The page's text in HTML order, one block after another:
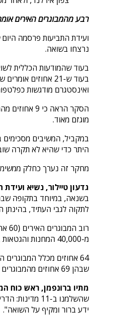
רבע מהמבוגרים האירים
ועידת התביעות פרסמה היום
נרצחו בשואה.
בעוד שהמודעות הכללית
ואינסטגרם מודגשות
מוגזם מאוד.
היתר כדי שהיא לא תקרה שוב. 88 אחוזים מאותם משיבים מאמינים שיש ללמד על השואה בבתי
מחקר זה נערך כחלק
גדעון טיילור, נשיא
בשנאה, במיוחד בתקופה
לתקוה לגבי העתיד,
מ-40,000 המחנות והגטאות באירופה במהלך השואה.
64 אחוזים מכלל
שבהן 69 אחוזים מהמבוגרים בבריטניה ו-63 אחוז מהמבוגרים הצרפתים שנסקרו, מאמינים גם הם שמשהו כמו השואה עלול לקרות שוב.
מתיו ברונפמן, ראש כוח
שהשלמנו ב-
ידע ברור ומקיף על השואה".